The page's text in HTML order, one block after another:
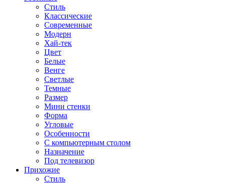
Стиль
Классические
Современные
Модерн
Хай-тек
Цвет
Белые
Венге
Светлые
Темные
Размер
Мини стенки
Форма
Угловые
Особенности
С компьютерным столом
Назначение
Под телевизор
Прихожие
Стиль